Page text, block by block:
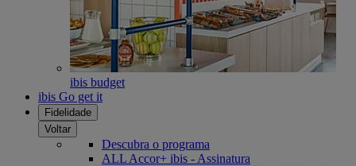
ibis budget
ibis Go get it
Fidelidade
Voltar
Descubra o programa
ALL Accor+ ibis - Assinatura